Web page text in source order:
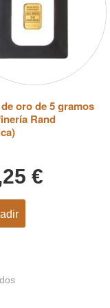
oro de 5 gramos
Rand
€